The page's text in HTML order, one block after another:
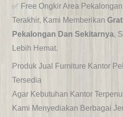
✅ Free Ongkir Area Pekalongan
Terakhir, Kami Memberikan
Pekalongan Dan Sekitarnya,
Lebih Hemat.
Produk Jual Furniture Kantor
Tersedia
Agar Kebutuhan Kantor
Kami Menyediakan Berbagai